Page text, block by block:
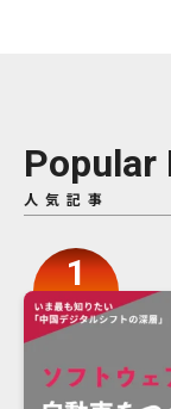
Popular
人気記事